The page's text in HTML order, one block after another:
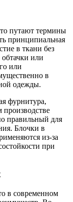
путают термины
принципиальная
в ткани без
или
или
в
одежды.
фурнитура,
производстве
правильный для
Блочки в
из-за
при
в современном